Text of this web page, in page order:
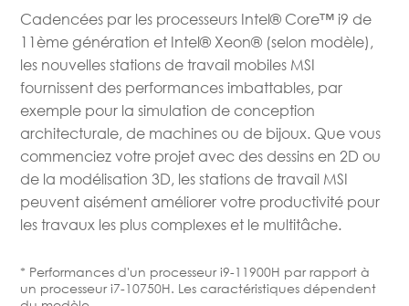
Cadencées par les processeurs Intel® Core™ i9 de
11ème génération et Intel® Xeon® (selon modèle),
les nouvelles stations de travail mobiles MSI
fournissent des performances imbattables, par
exemple pour la simulation de conception
architecturale, de machines ou de bijoux. Que vous
commenciez votre projet avec des dessins en 2D ou
de la modélisation 3D, les stations de travail MSI
peuvent aisément améliorer votre productivité pour
les travaux les plus complexes et le multitâche.
* Performances d'un processeur i9-11900H par rapport à
un processeur i7-10750H. Les caractéristiques dépendent